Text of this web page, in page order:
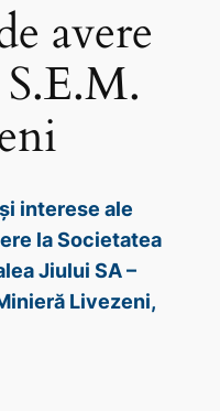
avere
interese ale
la Societatea
Jiului SA –
Livezeni,